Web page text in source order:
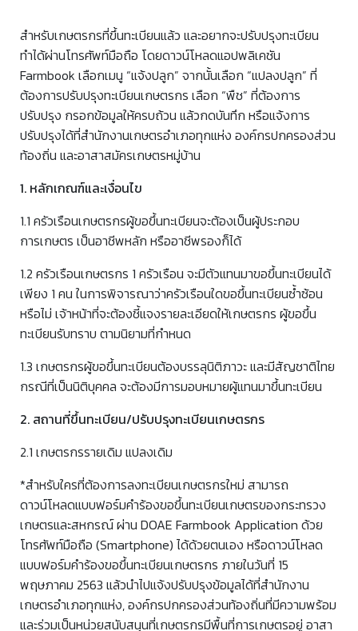
สำหรับเกษตรกรที่ขึ้นทะเบียนแล้ว และอยากจะปรับปรุงทะเบียน
ทำได้ผ่านโทรศัพท์มือถือ โดยดาวน์โหลดแอปพลิเคชัน
Farmbook เลือกเมนู “แจ้งปลูก” จากนั้นเลือก “แปลงปลูก” ที่
ต้องการปรับปรุงทะเบียนเกษตรกร เลือก “พืช” ที่ต้องการ
ปรับปรุง กรอกข้อมูลให้ครบถ้วน แล้วกดบันทึก หรือแจ้งการ
ปรับปรุงได้ที่สำนักงานเกษตรอำเภอทุกแห่ง องค์กรปกครองส่วน
ท้องถิ่น และอาสาสมัครเกษตรหมู่บ้าน
1. หลักเกณฑ์และเงื่อนไข
1.1 ครัวเรือนเกษตรกรผู้ขอขึ้นทะเบียนจะต้องเป็นผู้ประกอบ
การเกษตร เป็นอาชีพหลัก หรืออาชีพรองก็ได้
1.2 ครัวเรือนเกษตรกร 1 ครัวเรือน จะมีตัวแทนมาขอขึ้นทะเบียนได้
เพียง 1 คน ในการพิจารณาว่าครัวเรือนใดขอขึ้นทะเบียนซ้ำซ้อน
หรือไม่ เจ้าหน้าที่จะต้องชี้แจงรายละเอียดให้เกษตรกร ผู้ขอขึ้น
ทะเบียนรับทราบ ตามนิยามที่กําหนด
1.3 เกษตรกรผู้ขอขึ้นทะเบียนต้องบรรลุนิติภาวะ และมีสัญชาติไทย
กรณีที่เป็นนิติบุคคล จะต้องมีการมอบหมายผู้แทนมาขึ้นทะเบียน
2. สถานที่ขึ้นทะเบียน/ปรับปรุงทะเบียนเกษตรกร
2.1 เกษตรกรรายเดิม แปลงเดิม
*สำหรับใครที่ต้องการลงทะเบียนเกษตรกรใหม่ สามารถ
ดาวน์โหลดแบบฟอร์มคำร้องขอขึ้นทะเบียนเกษตรของกระทรวง
เกษตรและสหกรณ์ ผ่าน DOAE Farmbook Application ด้วย
โทรศัพท์มือถือ (Smartphone) ได้ด้วยตนเอง หรือดาวน์โหลด
แบบฟอร์มคำร้องขอขึ้นทะเบียนเกษตรกร ภายในวันที่ 15
พฤษภาคม 2563 แล้วนำไปแจ้งปรับปรุงข้อมูลได้ที่สํานักงาน
เกษตรอําเภอทุกแห่ง, องค์กรปกครองส่วนท้องถิ่นที่มีความพร้อม
และร่วมเป็นหน่วยสนับสนุนที่เกษตรกรมีพื้นที่การเกษตรอยู่ อาสา